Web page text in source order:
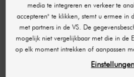
Betaalmethoden
Verzending en levertijd
Openingstijden
media te integreren en verkeer te
accepteren" te klikken, stemt u ermee in
met partners in de VS. De
mogelijk niet vergelijkbaar met die in de
op elk moment intrekken of aanpassen